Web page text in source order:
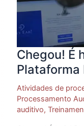
Chegou! É
Plataforma
Atividades de
Processamento
auditivo,
Ear!